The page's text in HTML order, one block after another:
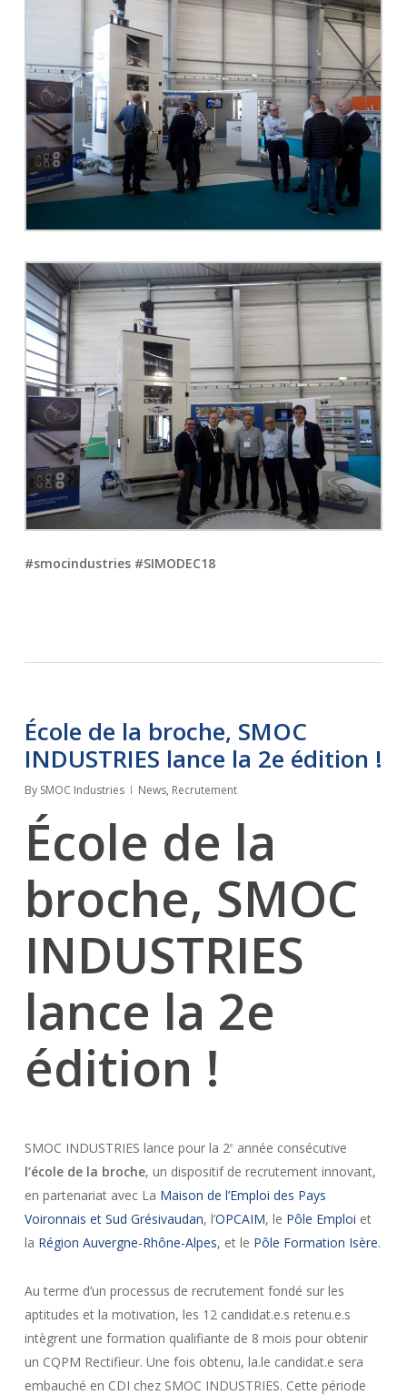
#smocindustries #SIMODEC18
École de la broche, SMOC
INDUSTRIES lance la 2e édition !
By SMOC Industries News, Recrutement
École de la
broche, SMOC
INDUSTRIES
lance la 2e
édition !
SMOC INDUSTRIES lance pour la 2e
année consécutive
l’école de la broche, un dispositif de recrutement innovant,
en partenariat avec La Maison de l’Emploi des Pays
Voironnais et Sud Grésivaudan, l’OPCAIM, le Pôle Emploi et
la Région Auvergne-Rhône-Alpes, et le Pôle Formation Isère.
Au terme d’un processus de recrutement fondé sur les
aptitudes et la motivation, les 12 candidat.e.s retenu.e.s
intègrent une formation qualifiante de 8 mois pour obtenir
un CQPM Rectifieur. Une fois obtenu, la.le candidat.e sera
embauché en CDI chez SMOC INDUSTRIES. Cette période